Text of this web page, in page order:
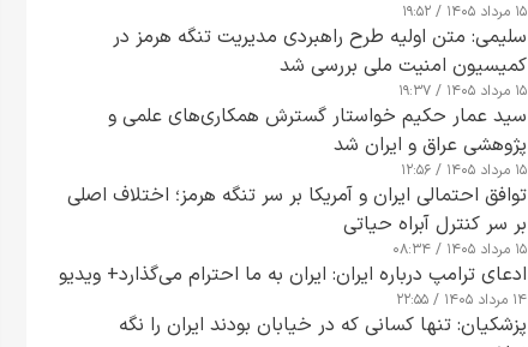
۱۵ مرداد ۱۴۰۵ / ۱۹:۵۲
سلیمی: متن اولیه طرح راهبردی مدیریت تنگه هرمز در
کمیسیون امنیت ملی بررسی شد
۱۵ مرداد ۱۴۰۵ / ۱۹:۳۷
سید عمار حکیم خواستار گسترش همکاری‌های علمی و
پژوهشی عراق و ایران شد
۱۵ مرداد ۱۴۰۵ / ۱۲:۵۶
توافق احتمالی ایران و آمریکا بر سر تنگه هرمز؛ اختلاف اصلی
بر سر کنترل آبراه حیاتی
۱۵ مرداد ۱۴۰۵ / ۰۸:۳۴
ادعای ترامپ درباره ایران: ایران به ما احترام می‌گذارد+ ویدیو
۱۴ مرداد ۱۴۰۵ / ۲۲:۵۵
پزشکیان: تنها کسانی که در خیابان بودند ایران را نگه